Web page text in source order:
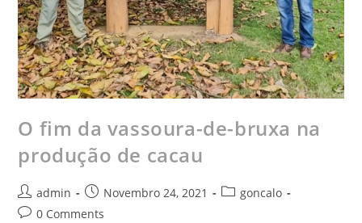
O fim da vassoura-de-bruxa na
produção de cacau
admin Novembro 24, 2021
goncalo
0 Comments